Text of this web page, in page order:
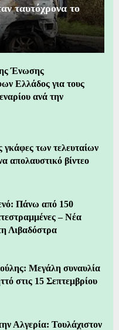
ταυτόχρονα το
Ένωσης
Ελλάδος για τους
ανά την
γκάφες των τελευταίων
απολαυστικό βίντεο
Πάνω από 150
– Νέα
Λιβαδόστρα
Μεγάλη συναυλία
στις 15 Σεπτεμβρίου
Αλγερία: Τουλάχιστον